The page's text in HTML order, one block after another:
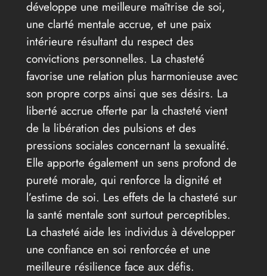
développe une meilleure maîtrise de soi,
une clarté mentale accrue, et une paix
intérieure résultant du respect des
convictions personnelles. La chasteté
favorise une relation plus harmonieuse avec
son propre corps ainsi que ses désirs. La
liberté accrue offerte par la chasteté vient
de la libération des pulsions et des
pressions sociales concernant la sexualité.
Elle apporte également un sens profond de
pureté morale, qui renforce la dignité et
l’estime de soi. Les effets de la chasteté sur
la santé mentale sont surtout perceptibles.
La chasteté aide les individus à développer
une confiance en soi renforcée et une
meilleure résilience face aux défis.